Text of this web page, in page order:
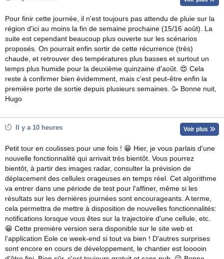
Pour finir cette journée, il n'est toujours pas attendu de pluie sur la
région d'ici au moins la fin de semaine prochaine (15/16 août). La
suite est cependant beaucoup plus ouverte sur les scénarios
proposés. On pourrait enfin sortir de cette récurrence (très)
chaude, et retrouver des températures plus basses et surtout un
temps plus humide pour la deuxième quinzaine d'août. 😍 Cela
reste à confirmer bien évidemment, mais c'est peut-être enfin la
première porte de sortie depuis plusieurs semaines. 🥳 Bonne nuit,
Hugo
Il y a 10 heures Voir plus
Petit tour en coulisses pour une fois ! 😁 Hier, je vous parlais d'une
nouvelle fonctionnalité qui arrivait très bientôt. Vous pourrez
bientôt, à partir des images radar, consulter la prévision de
déplacement des cellules orageuses en temps réel. Cet algorithme
va entrer dans une période de test pour l'affiner, même si les
résultats sur les dernières journées sont encourageants. A terme,
cela permettra de mettre à disposition de nouvelles fonctionnalités:
notifications lorsque vous êtes sur la trajectoire d'une cellule, etc.
😁 Cette première version sera disponible sur le site web et
l'application Eole ce week-end si tout va bien ! D'autres surprises
sont encore en cours de développement, le chantier est looooin